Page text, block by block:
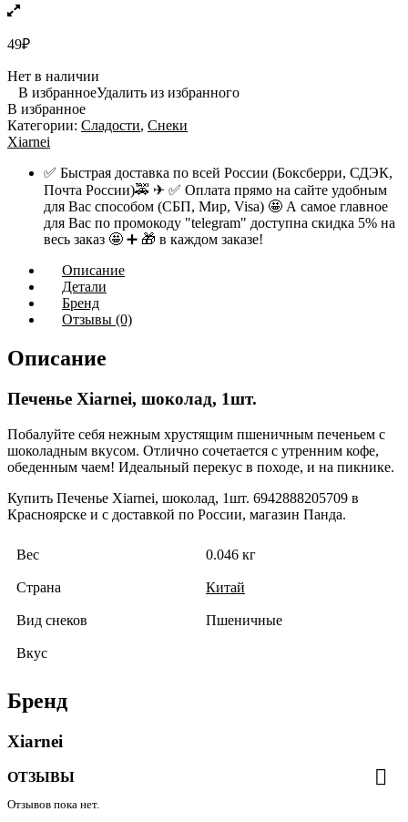
49₽
Нет в наличии
В избранноеУдалить из избранного
В избранное
Категории: Сладости, Снеки
Xiarnei
✅ Быстрая доставка по всей России (Боксберри, СДЭК,
Почта России)🚕 ✈ ✅ Оплата прямо на сайте удобным
для Вас способом (СБП, Мир, Visa) 🤩 А самое главное
для Вас по промокоду "telegram" доступна скидка 5% на
весь заказ 🤩 ➕ 🎁 в каждом заказе!
Описание
Детали
Бренд
Отзывы (0)
Описание
Печенье Xiarnei, шоколад, 1шт.
Побалуйте себя нежным хрустящим пшеничным печеньем с
шоколадным вкусом. Отлично сочетается с утренним кофе,
обеденным чаем! Идеальный перекус в походе, и на пикнике.
Купить Печенье Xiarnei, шоколад, 1шт. 6942888205709 в
Красноярске и с доставкой по России, магазин Панда.
Вес 0.046 кг
Страна Китай
Вид снеков Пшеничные
Вкус
Бренд
Xiarnei
ОТЗЫВЫ
Отзывов пока нет.